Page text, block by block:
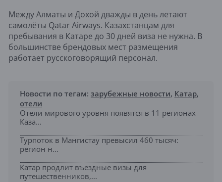
Между Алматы и Дохой дважды в день летают
самолёты Qatar Airways. Казахстанцам для
пребывания в Катаре до 30 дней виза не нужна. В
большинстве брендовых мест размещения
работает русскоговорящий персонал.
Новости по тегам: зарубежные новости, Катар,
отели
Отели мирового уровня появятся в 11 регионах
Каза...
Турпоток в Мангистау превысил 460 тысяч:
регион н...
Катар продлит въездные визы для
путешественников,...